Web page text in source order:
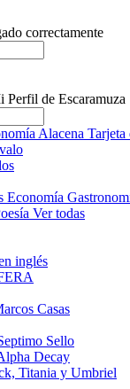
correctamente
Alacena Tarjeta
Economía
Ver todas
inglés
Casas
Sello
Decay
Titania y Umbriel